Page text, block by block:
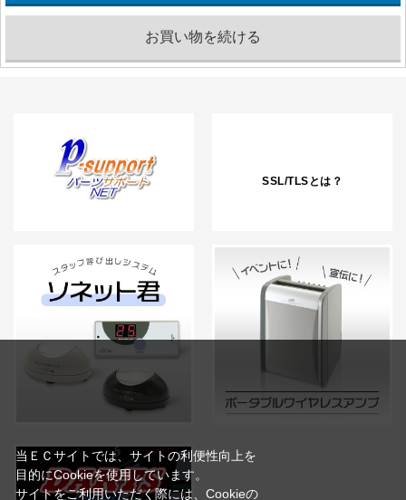
SSL/TLSとは？
当ＥＣサイトでは、サイトの利便性向上を
目的にCookieを使用しています。
サイトをご利用いただく際には、Cookieの